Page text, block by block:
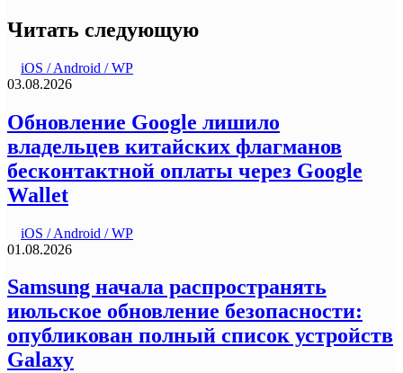
Читать следующую
iOS / Android / WP
03.08.2026
Обновление Google лишило
владельцев китайских флагманов
бесконтактной оплаты через Google
Wallet
iOS / Android / WP
01.08.2026
Samsung начала распространять
июльское обновление безопасности:
опубликован полный список устройств
Galaxy